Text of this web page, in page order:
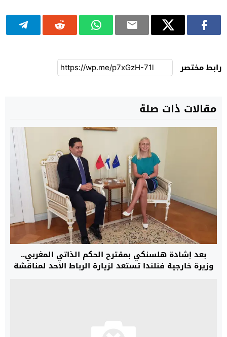
رابط مختصر
مقالات ذات صلة
بعد إشادة هلسنكي بمقترح الحكم الذاتي المغربي..
وزيرة خارجية فنلندا تستعد لزيارة الرباط الأحد لمناقشة